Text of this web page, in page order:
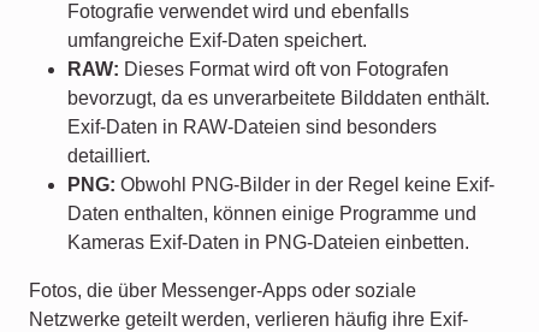
Fotografie verwendet wird und ebenfalls
umfangreiche Exif-Daten speichert.
RAW: Dieses Format wird oft von Fotografen
bevorzugt, da es unverarbeitete Bilddaten enthält.
Exif-Daten in RAW-Dateien sind besonders
detailliert.
PNG: Obwohl PNG-Bilder in der Regel keine Exif-
Daten enthalten, können einige Programme und
Kameras Exif-Daten in PNG-Dateien einbetten.
Fotos, die über Messenger-Apps oder soziale
Netzwerke geteilt werden, verlieren häufig ihre Exif-